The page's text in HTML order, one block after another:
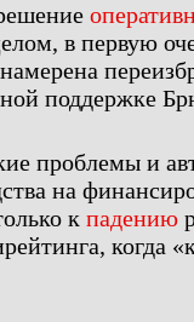
в первую
поддержке
проблемы и
на
к падению
когда